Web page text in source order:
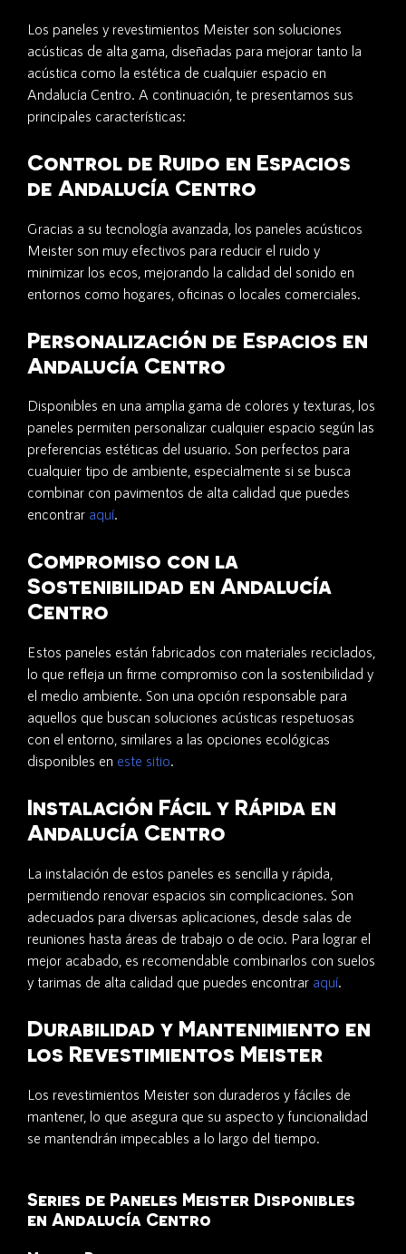
Los paneles y revestimientos Meister son soluciones
acústicas de alta gama, diseñadas para mejorar tanto la
acústica como la estética de cualquier espacio en
Andalucía Centro. A continuación, te presentamos sus
principales características:
Control de Ruido en Espacios
de Andalucía Centro
Gracias a su tecnología avanzada, los paneles acústicos
Meister son muy efectivos para reducir el ruido y
minimizar los ecos, mejorando la calidad del sonido en
entornos como hogares, oficinas o locales comerciales.
Personalización de Espacios en
Andalucía Centro
Disponibles en una amplia gama de colores y texturas, los
paneles permiten personalizar cualquier espacio según las
preferencias estéticas del usuario. Son perfectos para
cualquier tipo de ambiente, especialmente si se busca
combinar con pavimentos de alta calidad que puedes
encontrar aquí.
Compromiso con la
Sostenibilidad en Andalucía
Centro
Estos paneles están fabricados con materiales reciclados,
lo que refleja un firme compromiso con la sostenibilidad y
el medio ambiente. Son una opción responsable para
aquellos que buscan soluciones acústicas respetuosas
con el entorno, similares a las opciones ecológicas
disponibles en este sitio.
Instalación Fácil y Rápida en
Andalucía Centro
La instalación de estos paneles es sencilla y rápida,
permitiendo renovar espacios sin complicaciones. Son
adecuados para diversas aplicaciones, desde salas de
reuniones hasta áreas de trabajo o de ocio. Para lograr el
mejor acabado, es recomendable combinarlos con suelos
y tarimas de alta calidad que puedes encontrar aquí.
Durabilidad y Mantenimiento en
los Revestimientos Meister
Los revestimientos Meister son duraderos y fáciles de
mantener, lo que asegura que su aspecto y funcionalidad
se mantendrán impecables a lo largo del tiempo.
Series de Paneles Meister Disponibles
en Andalucía Centro